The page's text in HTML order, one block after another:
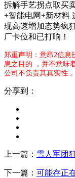
拆解手艺拐点取买
+智能电网+新材料
现高速增加态势疯
厂卡位和已打响！
郑重声明：意昂2信息
息之目的 ，并不意味
公司不负责其真实性 。
分享到：
上一篇： 雪人军团
下一篇： 可能存正